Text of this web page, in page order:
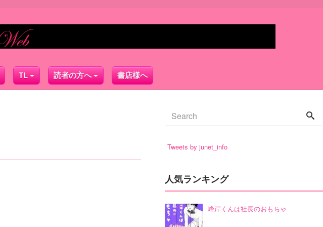
TL 読者の方へ 書店様へ
Tweets by junet_info
人気ランキング
峰岸くんは社長のおもちゃ